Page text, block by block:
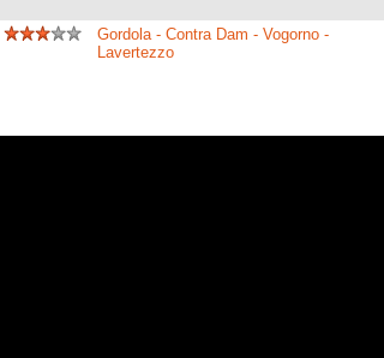
Gordola - Contra Dam - Vogorno -
Lavertezzo